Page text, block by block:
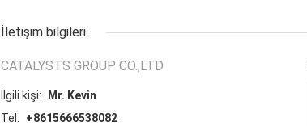
İletişim bilgileri
CATALYSTS GROUP CO.,LTD
İlgili kişi:
Mr. Kevin
Tel:
+8615666538082